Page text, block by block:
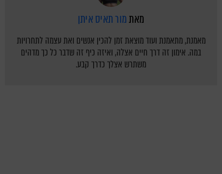
מאתמור תאיס איתן
מאמנת, מתאמנת ועוד מוצאת זמן להכין אנשים ואת עצמה לתחרויות
במה. אימון זה דרך חיים אצלה, ואיזה כיף זה שדבר כל כך מדהים
משתרש אצלך כדרך קבע.